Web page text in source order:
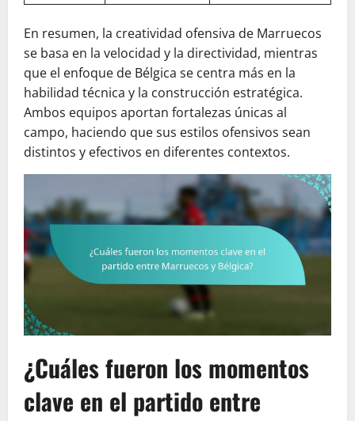
En resumen, la creatividad ofensiva de Marruecos
se basa en la velocidad y la directividad, mientras
que el enfoque de Bélgica se centra más en la
habilidad técnica y la construcción estratégica.
Ambos equipos aportan fortalezas únicas al
campo, haciendo que sus estilos ofensivos sean
distintos y efectivos en diferentes contextos.
¿Cuáles fueron los momentos
clave en el partido entre